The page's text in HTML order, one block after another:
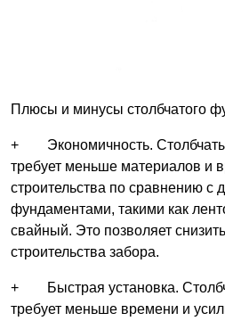
Плюсы и минусы столбчатого
+ Экономичность.
требует меньше материалов и
строительства по сравнению с
фундаментами, такими как
свайный. Это позволяет
строительства забора.
+ Быстрая установка.
требует меньше времени и